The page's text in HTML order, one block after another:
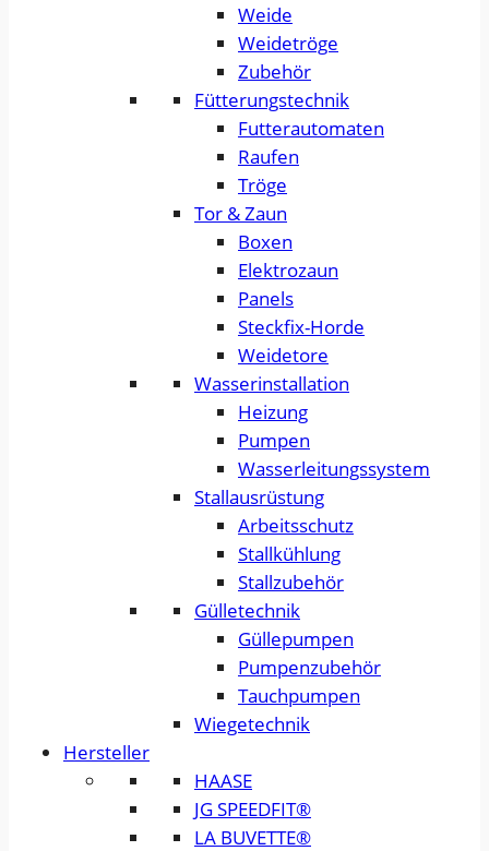
Weide
Weidetröge
Zubehör
Fütterungstechnik
Futterautomaten
Raufen
Tröge
Tor & Zaun
Boxen
Elektrozaun
Panels
Steckfix-Horde
Weidetore
Wasserinstallation
Heizung
Pumpen
Wasserleitungssystem
Stallausrüstung
Arbeitsschutz
Stallkühlung
Stallzubehör
Gülletechnik
Güllepumpen
Pumpenzubehör
Tauchpumpen
Wiegetechnik
Hersteller
HAASE
JG SPEEDFIT®
LA BUVETTE®